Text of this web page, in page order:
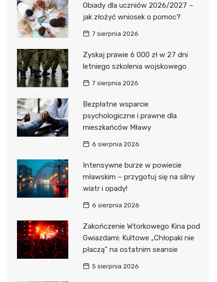
Obiady dla uczniów 2026/2027 –
jak złożyć wniosek o pomoc?
7 sierpnia 2026
Zyskaj prawie 6 000 zł w 27 dni
letniego szkolenia wojskowego
7 sierpnia 2026
Bezpłatne wsparcie
psychologiczne i prawne dla
mieszkańców Mławy
6 sierpnia 2026
Intensywne burze w powiecie
mławskim – przygotuj się na silny
wiatr i opady!
6 sierpnia 2026
Zakończenie Wtorkowego Kina pod
Gwiazdami: Kultowe „Chłopaki nie
płaczą” na ostatnim seansie
5 sierpnia 2026